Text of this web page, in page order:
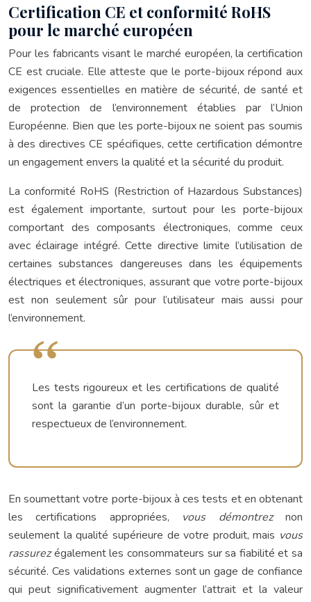
Certification CE et conformité RoHS
pour le marché européen
Pour les fabricants visant le marché européen, la certification
CE est cruciale. Elle atteste que le porte-bijoux répond aux
exigences essentielles en matière de sécurité, de santé et
de protection de l’environnement établies par l’Union
Européenne. Bien que les porte-bijoux ne soient pas soumis
à des directives CE spécifiques, cette certification démontre
un engagement envers la qualité et la sécurité du produit.
La conformité RoHS (Restriction of Hazardous Substances)
est également importante, surtout pour les porte-bijoux
comportant des composants électroniques, comme ceux
avec éclairage intégré. Cette directive limite l’utilisation de
certaines substances dangereuses dans les équipements
électriques et électroniques, assurant que votre porte-bijoux
est non seulement sûr pour l’utilisateur mais aussi pour
l’environnement.
Les tests rigoureux et les certifications de qualité
sont la garantie d’un porte-bijoux durable, sûr et
respectueux de l’environnement.
En soumettant votre porte-bijoux à ces tests et en obtenant
les certifications appropriées, vous démontreznon
seulement la qualité supérieure de votre produit, mais vous
rassurezégalement les consommateurs sur sa fiabilité et sa
sécurité. Ces validations externes sont un gage de confiance
qui peut significativement augmenter l’attrait et la valeur